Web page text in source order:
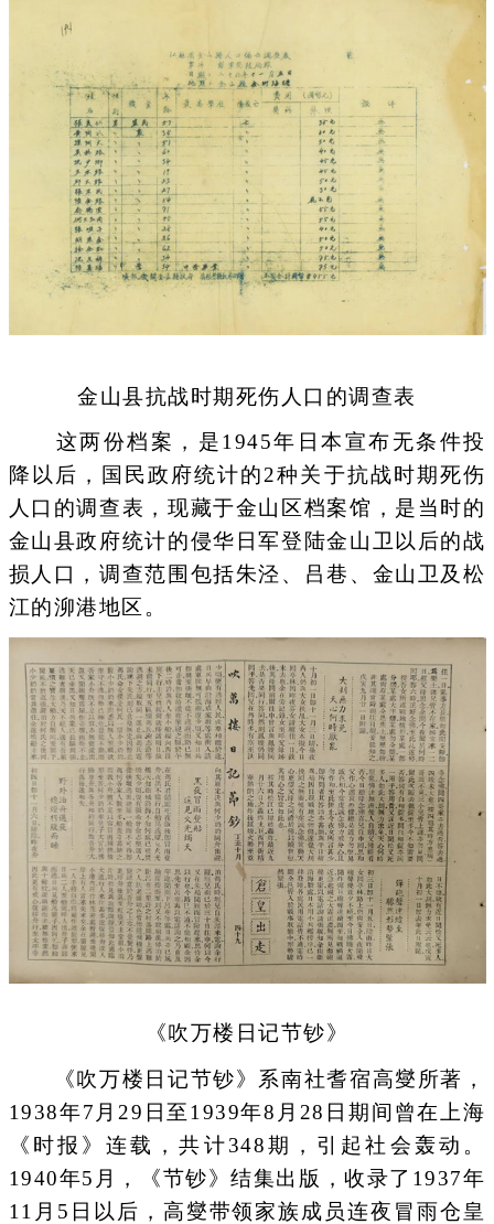
金山县抗战时期死伤人口的调查表
这两份档案，是1945年日本宣布无条件投
降以后，国民政府统计的2种关于抗战时期死伤
人口的调查表，现藏于金山区档案馆，是当时的
金山县政府统计的侵华日军登陆金山卫以后的战
损人口，调查范围包括朱泾、吕巷、金山卫及松
江的泖港地区。
《吹万楼日记节钞》
《吹万楼日记节钞》系南社耆宿高燮所著，
1938年7月29日至1939年8月28日期间曾在上海
《时报》连载，共计348期，引起社会轰动。
1940年5月，《节钞》结集出版，收录了1937年
11月5日以后，高燮带领家族成员连夜冒雨仓皇